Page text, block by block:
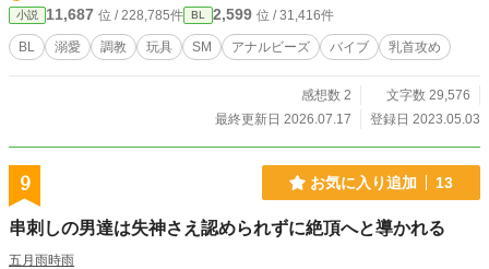
小説 11,687 位 / 228,785件 BL 2,599 位 / 31,416件
BL 溺愛 調教 玩具 SM アナルビーズ バイブ 乳首攻め
感想数 2
文字数 29,576
最終更新日 2026.07.17
登録日 2023.05.03
9 お気に入り追加 13
串刺しの男達は失神さえ認められずに絶頂へと導かれる
五月雨時雨